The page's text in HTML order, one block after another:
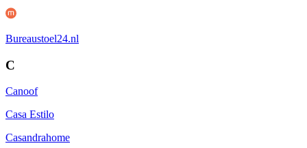
Bureaustoel24.nl
C
Canoof
Casa Estilo
Casandrahome